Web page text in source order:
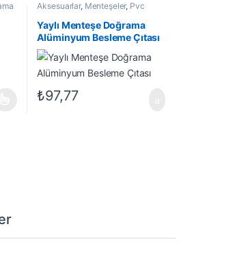
seçilebilir
var. Seçenekler ürün sayfasından seçilebilir
Aksesuarlar, Menteşeler, Pvc
Doğrama Kapı Menteşeleri
İnşaat Ürünleri
Yaylı Menteşe Doğrama
Alüminyum Besleme Çıtası
₺97,77